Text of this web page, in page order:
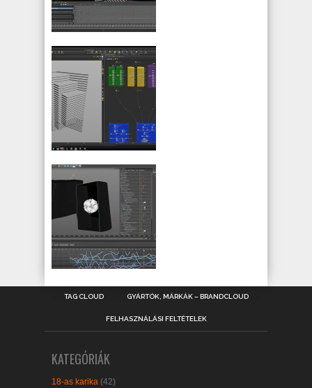
TAG CLOUD GYÁRTÓK, MÁRKÁK – BRANDCLOUD
FELHASZNÁLÁSI FELTÉTELEK
KATEGÓRIÁK
18-as karika (42)